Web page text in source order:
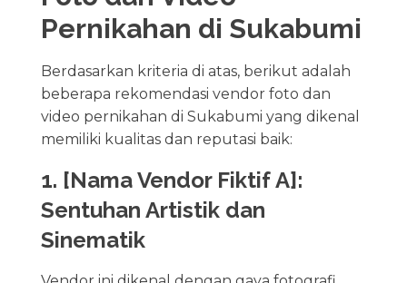
Pernikahan di Sukabumi
Berdasarkan kriteria di atas, berikut adalah
beberapa rekomendasi vendor foto dan
video pernikahan di Sukabumi yang dikenal
memiliki kualitas dan reputasi baik:
1. [Nama Vendor Fiktif A]:
Sentuhan Artistik dan
Sinematik